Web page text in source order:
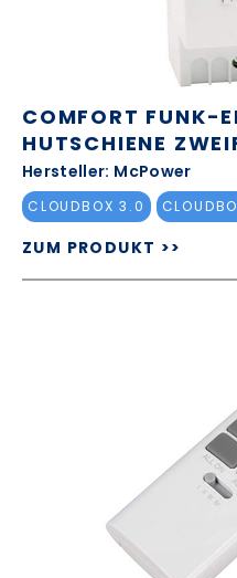
COMFORT FUNK-
HUTSCHIENE
Hersteller: McPower
CLOUDBOX 3.0
ZUM PRODUKT >>